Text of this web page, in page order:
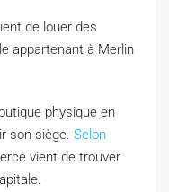
de louer des
appartenant à Merlin
physique en
son siège. Selon
vient de trouver